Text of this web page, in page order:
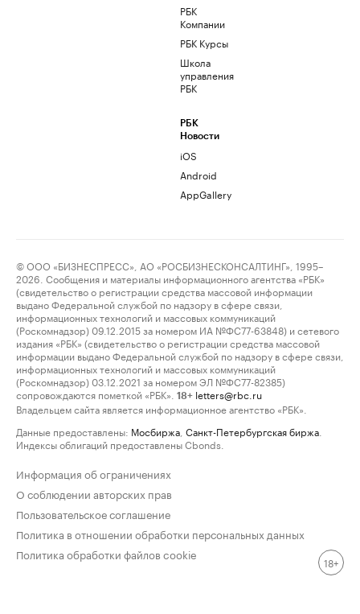
РБК
Компании
РБК Курсы
Школа
управления
РБК
РБК
Новости
iOS
Android
AppGallery
© ООО «БИЗНЕСПРЕСС», АО «РОСБИЗНЕСКОНСАЛТИНГ», 1995–
2026. Сообщения и материалы информационного агентства «РБК»
(свидетельство о регистрации средства массовой информации
выдано Федеральной службой по надзору в сфере связи,
информационных технологий и массовых коммуникаций
(Роскомнадзор) 09.12.2015 за номером ИА №ФС77-63848) и сетевого
издания «РБК» (свидетельство о регистрации средства массовой
информации выдано Федеральной службой по надзору в сфере связи,
информационных технологий и массовых коммуникаций
(Роскомнадзор) 03.12.2021 за номером ЭЛ №ФС77-82385)
сопровождаются пометкой «РБК».
18+ letters@rbc.ru
Владельцем сайта является информационное агентство «РБК».
Данные предоставлены: Мосбиржа Санкт-Петербургская биржа
Индексы облигаций предоставлены Cbonds.
Информация об ограничениях
О соблюдении авторских прав
Пользовательское соглашение
Политика в отношении обработки персональных данных
Политика обработки файлов cookie
18+